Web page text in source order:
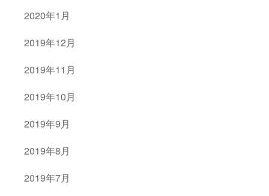
2020年1月
2019年12月
2019年11月
2019年10月
2019年9月
2019年8月
2019年7月